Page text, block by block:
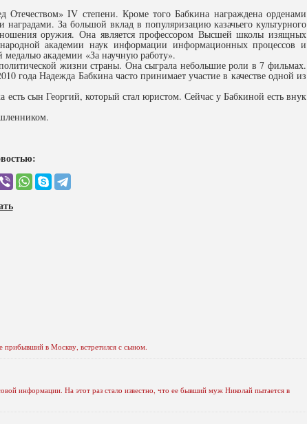
IV степени. Кроме того Бабкина награждена орденами
За большой вклад в популяризацию казачьего культурного
оружия. Она является профессором Высшей школы изящных
академии наук информации информационных процессов и
академии «За научную работу».
жизни страны. Она сыграла небольшие роли в 7 фильмах.
года Надежда Бабкина часто принимает участие в качестве одной из
сын Георгий, который стал юристом. Сейчас у Бабкиной есть внук
в Москву, встретился с сыном.
информации. На этот раз стало известно, что ее бывший муж Николай пытается в